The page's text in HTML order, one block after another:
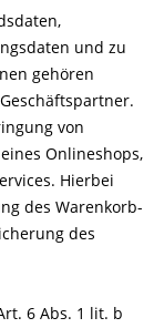
und zu
gehören
von
Onlineshops,
Hierbei
des Warenkorb-
des
6 Abs. 1 lit. b